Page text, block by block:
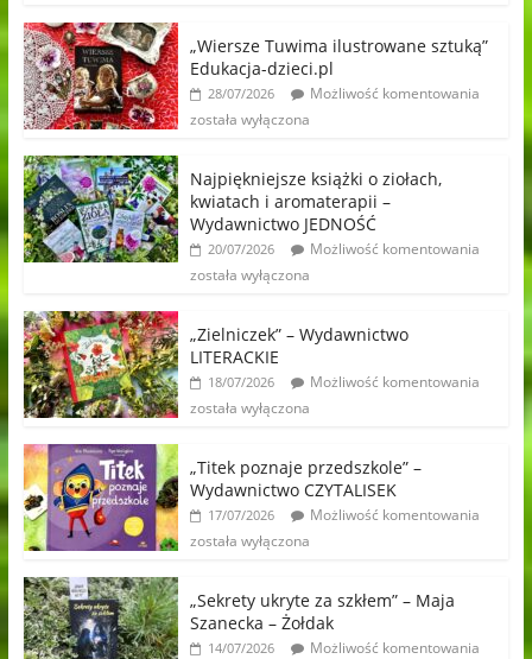
„Wiersze Tuwima ilustrowane sztuką”
Edukacja-dzieci.pl
28/07/2026
Możliwość komentowania
została wyłączona
Najpiękniejsze książki o ziołach,
kwiatach i aromaterapii –
Wydawnictwo JEDNOŚĆ
20/07/2026
Możliwość komentowania
została wyłączona
„Zielniczek” – Wydawnictwo
LITERACKIE
18/07/2026
Możliwość komentowania
została wyłączona
„Titek poznaje przedszkole” –
Wydawnictwo CZYTALISEK
17/07/2026
Możliwość komentowania
została wyłączona
„Sekrety ukryte za szkłem” – Maja
Szanecka – Żołdak
14/07/2026
Możliwość komentowania